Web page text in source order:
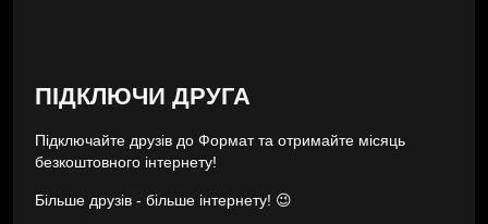
ПІДКЛЮЧИ ДРУГА
Підключайте друзів до Формат та отримайте місяць
безкоштовного інтернету!
Більше друзів - більше інтернету! 😉